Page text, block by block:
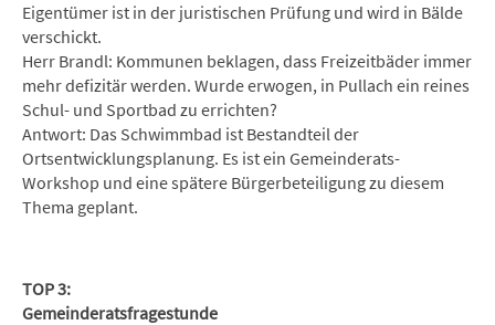
Eigentümer ist in der juristischen Prüfung und wird in Bälde
verschickt.
Herr Brandl: Kommunen beklagen, dass Freizeitbäder immer
mehr defizitär werden. Wurde erwogen, in Pullach ein reines
Schul- und Sportbad zu errichten?
Antwort: Das Schwimmbad ist Bestandteil der
Ortsentwicklungsplanung. Es ist ein Gemeinderats-
Workshop und eine spätere Bürgerbeteiligung zu diesem
Thema geplant.
TOP 3:
Gemeinderatsfragestunde